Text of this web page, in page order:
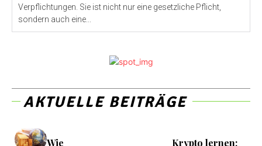
Verpflichtungen. Sie ist nicht nur eine gesetzliche Pflicht,
sondern auch eine...
AKTUELLE BEITRÄGE
Wie
Krypto lernen: